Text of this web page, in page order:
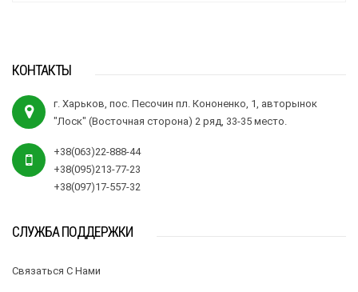
КОНТАКТЫ
г. Харьков, пос. Песочин пл. Кононенко, 1, авторынок
"Лоск" (Восточная сторона) 2 ряд, 33-35 место.
+38(063)22-888-44
+38(095)213-77-23
+38(097)17-557-32
СЛУЖБА ПОДДЕРЖКИ
Связаться С Нами